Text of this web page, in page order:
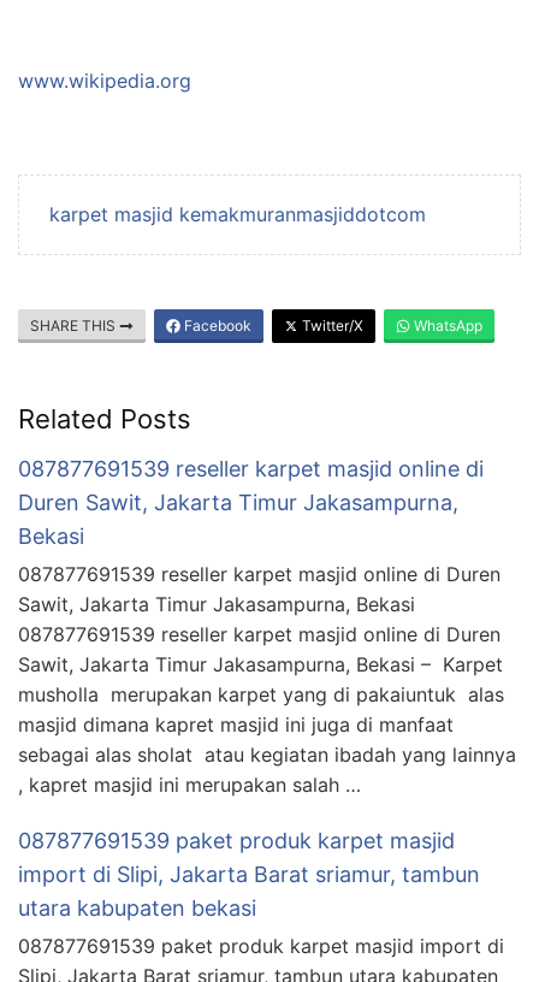
www.wikipedia.org
karpet masjid kemakmuranmasjiddotcom
SHARE THIS Facebook Twitter/X WhatsApp
Related Posts
087877691539 reseller karpet masjid online di
Duren Sawit, Jakarta Timur Jakasampurna,
Bekasi
087877691539 reseller karpet masjid online di Duren
Sawit, Jakarta Timur Jakasampurna, Bekasi
087877691539 reseller karpet masjid online di Duren
Sawit, Jakarta Timur Jakasampurna, Bekasi – Karpet
musholla merupakan karpet yang di pakaiuntuk alas
masjid dimana kapret masjid ini juga di manfaat
sebagai alas sholat atau kegiatan ibadah yang lainnya
, kapret masjid ini merupakan salah …
087877691539 paket produk karpet masjid
import di Slipi, Jakarta Barat sriamur, tambun
utara kabupaten bekasi
087877691539 paket produk karpet masjid import di
Slipi, Jakarta Barat sriamur, tambun utara kabupaten